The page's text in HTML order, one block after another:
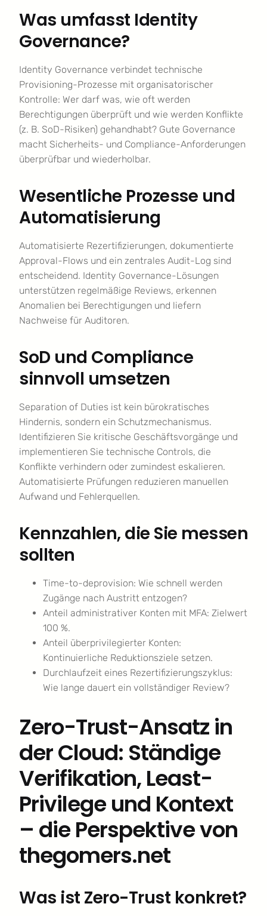
Was umfasst Identity
Governance?
Identity Governance verbindet technische
Provisioning-Prozesse mit organisatorischer
Kontrolle: Wer darf was, wie oft werden
Berechtigungen überprüft und wie werden Konflikte
(z. B. SoD-Risiken) gehandhabt? Gute Governance
macht Sicherheits- und Compliance-Anforderungen
überprüfbar und wiederholbar.
Wesentliche Prozesse und
Automatisierung
Automatisierte Rezertifizierungen, dokumentierte
Approval-Flows und ein zentrales Audit-Log sind
entscheidend. Identity Governance-Lösungen
unterstützen regelmäßige Reviews, erkennen
Anomalien bei Berechtigungen und liefern
Nachweise für Auditoren.
SoD und Compliance
sinnvoll umsetzen
Separation of Duties ist kein bürokratisches
Hindernis, sondern ein Schutzmechanismus.
Identifizieren Sie kritische Geschäftsvorgänge und
implementieren Sie technische Controls, die
Konflikte verhindern oder zumindest eskalieren.
Automatisierte Prüfungen reduzieren manuellen
Aufwand und Fehlerquellen.
Kennzahlen, die Sie messen
sollten
Time-to-deprovision: Wie schnell werden
Zugänge nach Austritt entzogen?
Anteil administrativer Konten mit MFA: Zielwert
100 %.
Anteil überprivilegierter Konten:
Kontinuierliche Reduktionsziele setzen.
Durchlaufzeit eines Rezertifizierungszyklus:
Wie lange dauert ein vollständiger Review?
Zero-Trust-Ansatz in
der Cloud: Ständige
Verifikation, Least-
Privilege und Kontext
– die Perspektive von
thegomers.net
Was ist Zero-Trust konkret?